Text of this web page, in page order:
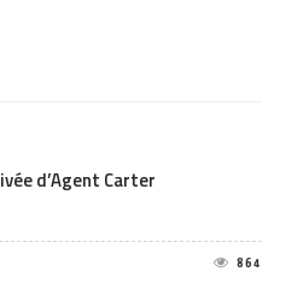
d’Agent Carter
864